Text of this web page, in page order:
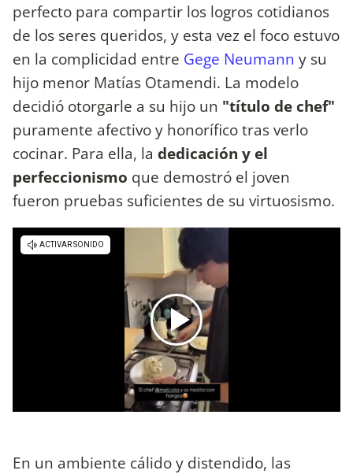
perfecto para compartir los logros cotidianos
de los seres queridos, y esta vez el foco estuvo
en la complicidad entre Gege Neumann y su
hijo menor Matías Otamendi. La modelo
decidió otorgarle a su hijo un "título de chef"
puramente afectivo y honorífico tras verlo
cocinar. Para ella, la dedicación y el
perfeccionismo que demostró el joven
fueron pruebas suficientes de su virtuosismo.
En un ambiente cálido y distendido, las